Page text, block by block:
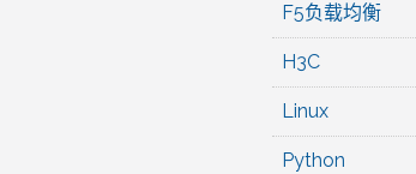
F5负载均衡
H3C
Linux
Python